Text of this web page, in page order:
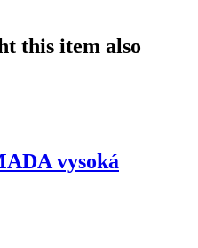
this item also
vysoká